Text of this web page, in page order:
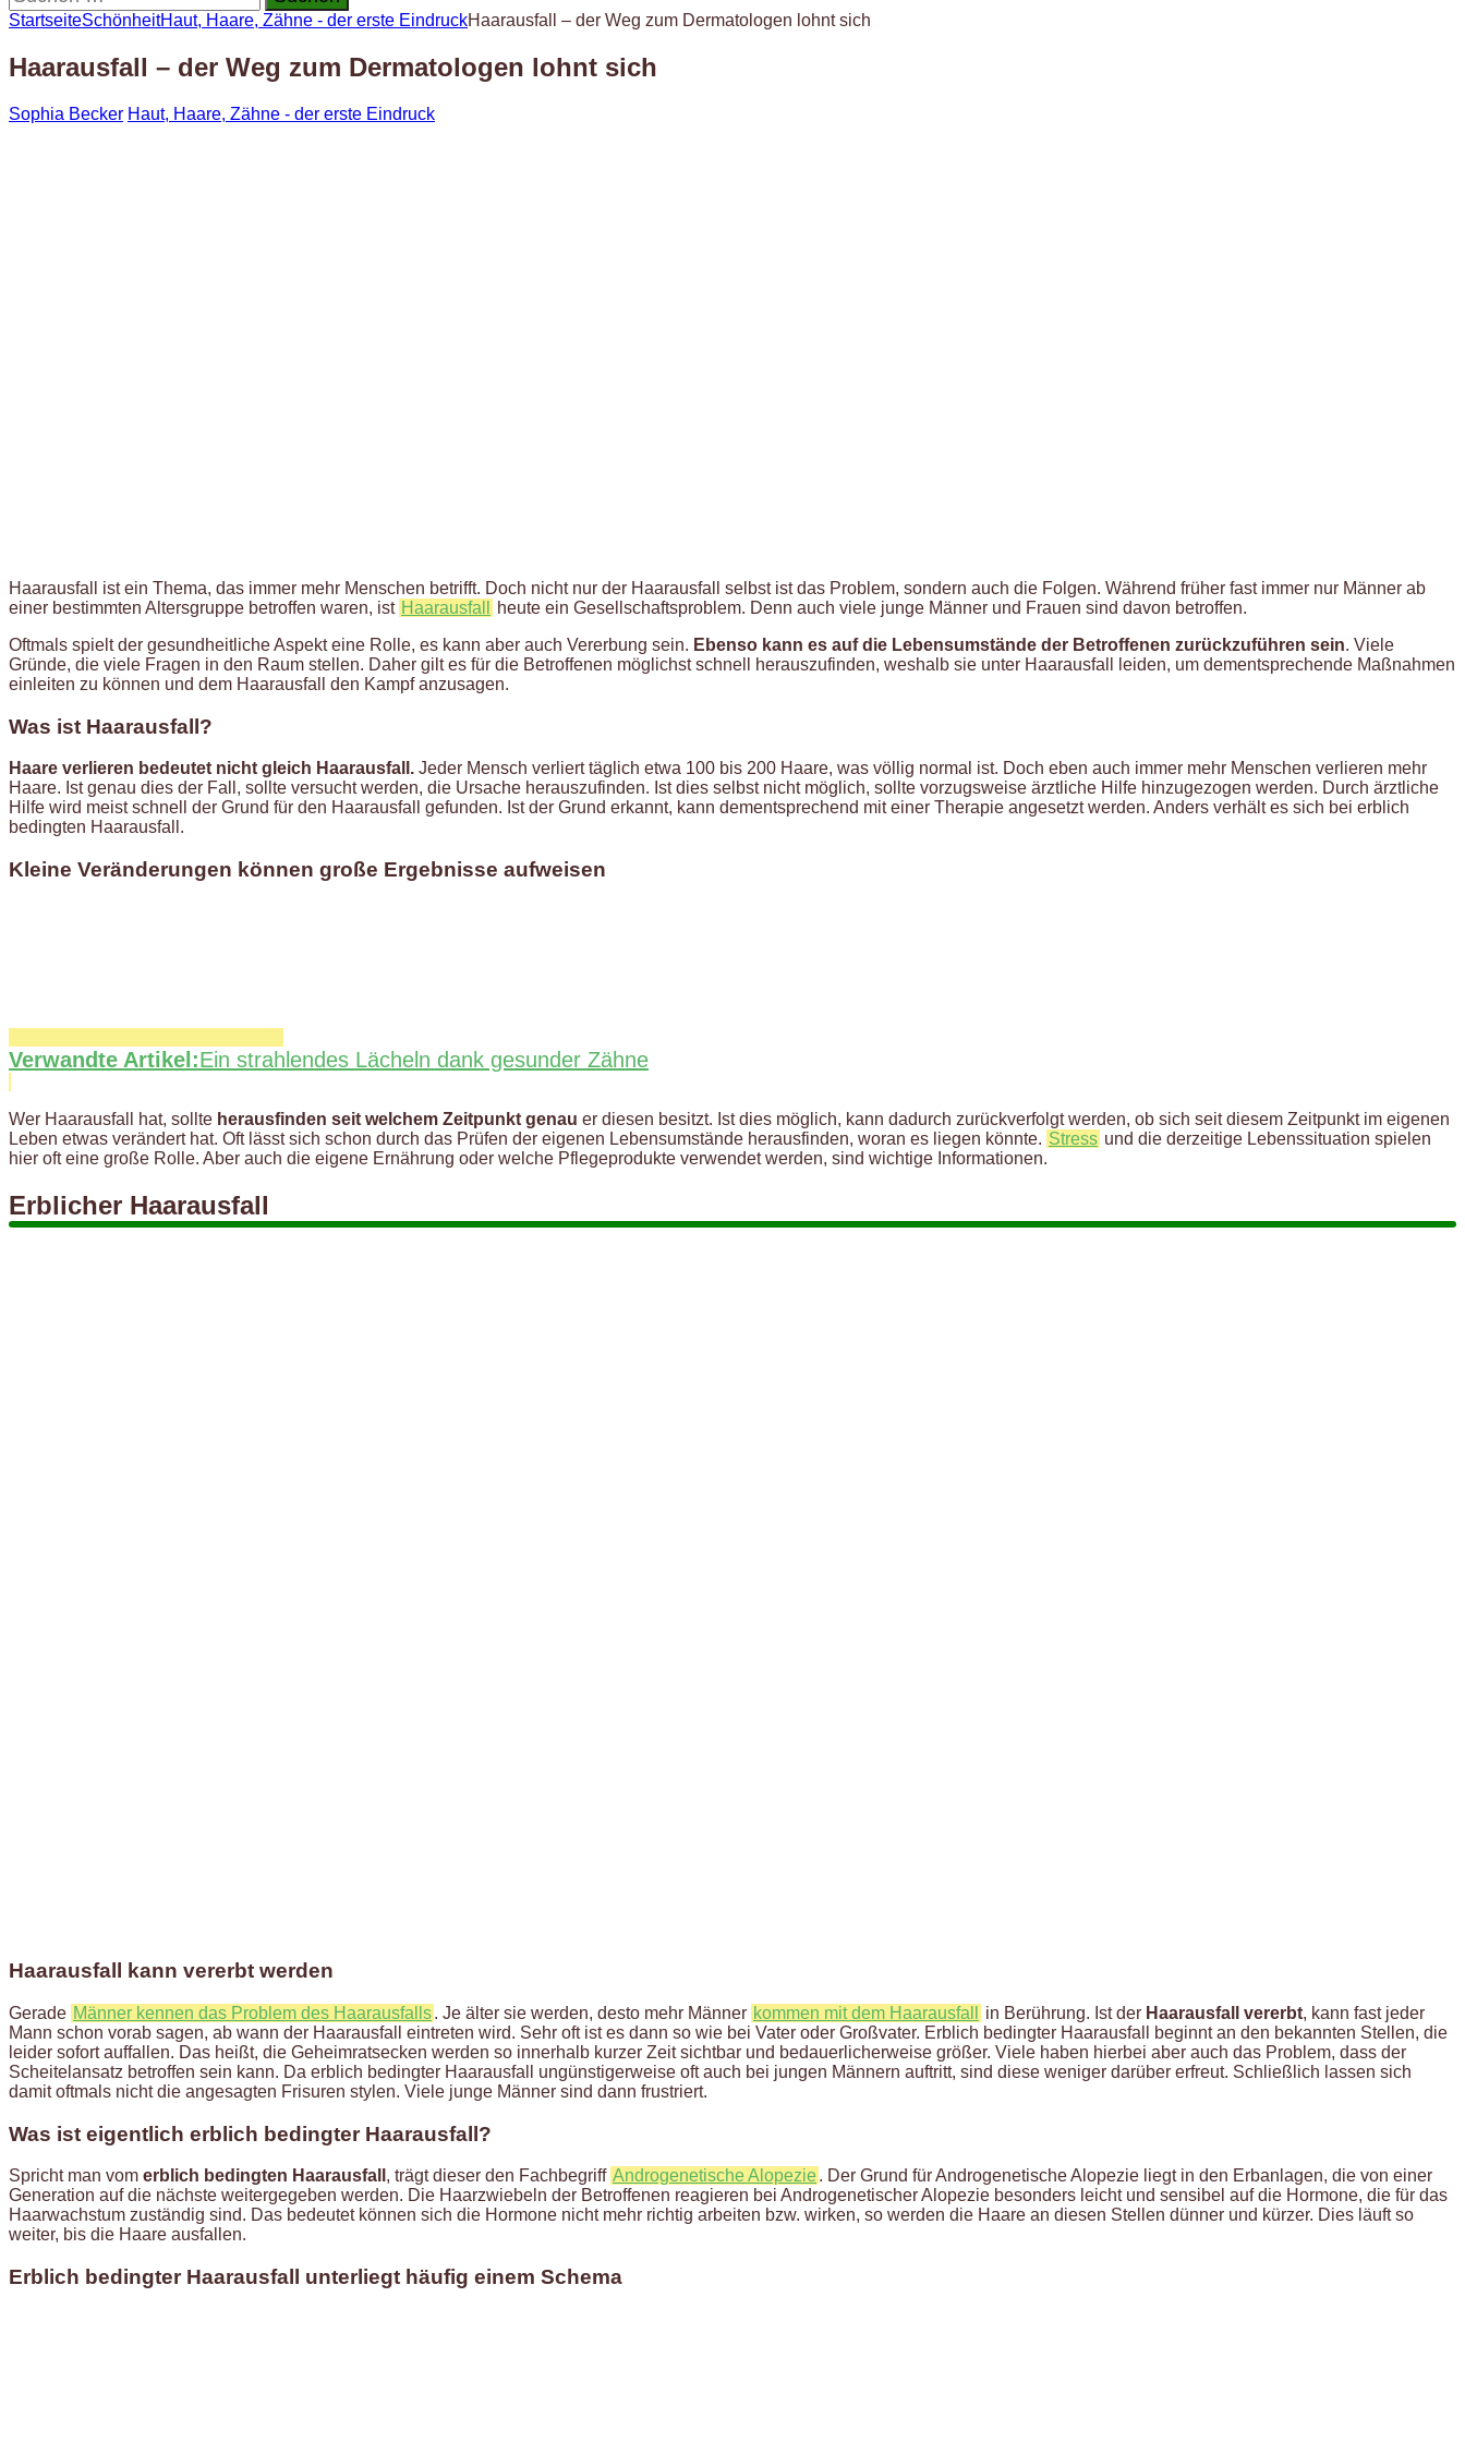
nach:
StartseiteSchönheitHaut, Haare, Zähne - der erste EindruckHaarausfall – der Weg zum Dermatologen lohnt sich
Haarausfall – der Weg zum Dermatologen lohnt sich
Sophia Becker Haut, Haare, Zähne - der erste Eindruck
Haarausfall ist ein Thema, das immer mehr Menschen betrifft. Doch nicht nur der Haarausfall selbst ist das Problem, sondern auch die Folgen. Während früher fast immer nur Männer ab
einer bestimmten Altersgruppe betroffen waren, ist Haarausfall
heute ein Gesellschaftsproblem. Denn auch viele junge Männer und Frauen sind davon betroffen.
Oftmals spielt der gesundheitliche Aspekt eine Rolle, es kann aber auch Vererbung sein. Ebenso kann es auf die Lebensumstände der Betroffenen zurückzuführen sein. Viele
Gründe, die viele Fragen in den Raum stellen. Daher gilt es für die Betroffenen möglichst schnell herauszufinden, weshalb sie unter Haarausfall leiden, um dementsprechende Maßnahmen
einleiten zu können und dem Haarausfall den Kampf anzusagen.
Was ist Haarausfall?
Haare verlieren bedeutet nicht gleich Haarausfall. Jeder Mensch verliert täglich etwa 100 bis 200 Haare, was völlig normal ist. Doch eben auch immer mehr Menschen verlieren mehr
Haare. Ist genau dies der Fall, sollte versucht werden, die Ursache herauszufinden. Ist dies selbst nicht möglich, sollte vorzugsweise ärztliche Hilfe hinzugezogen werden. Durch ärztliche
Hilfe wird meist schnell der Grund für den Haarausfall gefunden. Ist der Grund erkannt, kann dementsprechend mit einer Therapie angesetzt werden. Anders verhält es sich bei erblich
bedingten Haarausfall.
Kleine Veränderungen können große Ergebnisse aufweisen
Verwandte Artikel:Ein strahlendes Lächeln dank gesunder Zähne
Wer Haarausfall hat, sollte herausfinden seit welchem Zeitpunkt genau er diesen besitzt. Ist dies möglich, kann dadurch zurückverfolgt werden, ob sich seit diesem Zeitpunkt im eigenen
Leben etwas verändert hat. Oft lässt sich schon durch das Prüfen der eigenen Lebensumstände herausfinden, woran es liegen könnte. Stress und die derzeitige Lebenssituation spielen
hier oft eine große Rolle. Aber auch die eigene Ernährung oder welche Pflegeprodukte verwendet werden, sind wichtige Informationen.
Erblicher Haarausfall
Haarausfall kann vererbt werden
Gerade Männer kennen das Problem des Haarausfalls. Je älter sie werden, desto mehr Männer kommen mit dem Haarausfall in Berührung. Ist der Haarausfall vererbt, kann fast jeder
Mann schon vorab sagen, ab wann der Haarausfall eintreten wird. Sehr oft ist es dann so wie bei Vater oder Großvater. Erblich bedingter Haarausfall beginnt an den bekannten Stellen, die
leider sofort auffallen. Das heißt, die Geheimratsecken werden so innerhalb kurzer Zeit sichtbar und bedauerlicherweise größer. Viele haben hierbei aber auch das Problem, dass der
Scheitelansatz betroffen sein kann. Da erblich bedingter Haarausfall ungünstigerweise oft auch bei jungen Männern auftritt, sind diese weniger darüber erfreut. Schließlich lassen sich
damit oftmals nicht die angesagten Frisuren stylen. Viele junge Männer sind dann frustriert.
Was ist eigentlich erblich bedingter Haarausfall?
Spricht man vom erblich bedingten Haarausfall , trägt dieser den Fachbegriff Androgenetische Alopezie. Der Grund für Androgenetische Alopezie liegt in den Erbanlagen, die von einer
Generation auf die nächste weitergegeben werden. Die Haarzwiebeln der Betroffenen reagieren bei Androgenetischer Alopezie besonders leicht und sensibel auf die Hormone, die für das
Haarwachstum zuständig sind. Das bedeutet können sich die Hormone nicht mehr richtig arbeiten bzw. wirken, so werden die Haare an diesen Stellen dünner und kürzer. Dies läuft so
weiter, bis die Haare ausfallen.
Erblich bedingter Haarausfall unterliegt häufig einem Schema